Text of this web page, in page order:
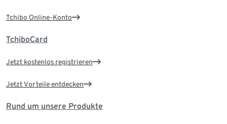
Tchibo Online-Konto
TchiboCard
Jetzt kostenlos registrieren
Jetzt Vorteile entdecken
Rund um unsere Produkte